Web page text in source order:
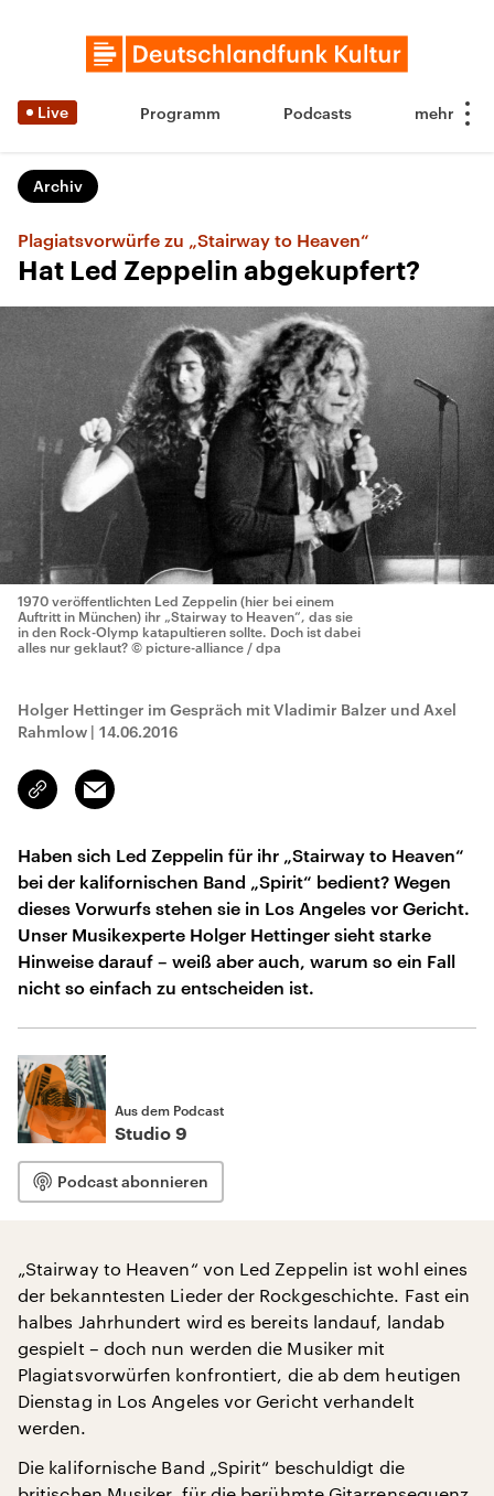
Live Programm Podcasts
Archiv
Plagiatsvorwürfe zu „Stairway to Heaven“
Hat Led Zeppelin abgekupfert?
1970 veröffentlichten Led Zeppelin (hier bei einem
Auftritt in München) ihr „Stairway to Heaven“, das sie
in den Rock-Olymp katapultieren sollte. Doch ist dabei
alles nur geklaut? © picture-alliance / dpa
Holger Hettinger im Gespräch mit Vladimir Balzer und Axel
Rahmlow | 14.06.2016
Link
kopieren/teilen
Email
Haben sich Led Zeppelin für ihr „Stairway to Heaven“
bei der kalifornischen Band „Spirit“ bedient? Wegen
dieses Vorwurfs stehen sie in Los Angeles vor Gericht.
Unser Musikexperte Holger Hettinger sieht starke
Hinweise darauf – weiß aber auch, warum so ein Fall
nicht so einfach zu entscheiden ist.
Aus dem Podcast
Studio 9
Podcast abonnieren
„Stairway to Heaven“ von Led Zeppelin ist wohl eines
der bekanntesten Lieder der Rockgeschichte. Fast ein
halbes Jahrhundert wird es bereits landauf, landab
gespielt – doch nun werden die Musiker mit
Plagiatsvorwürfen konfrontiert, die ab dem heutigen
Dienstag in Los Angeles vor Gericht verhandelt
werden.
Die kalifornische Band „Spirit“ beschuldigt die